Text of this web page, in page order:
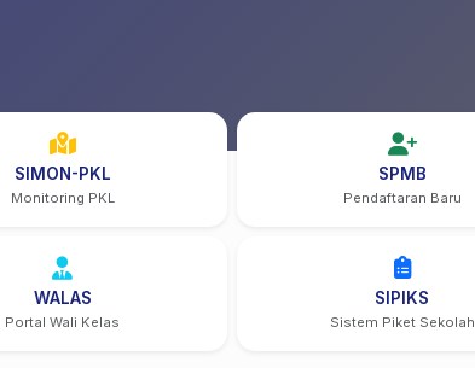
SIMON-PKL
Monitoring PKL
SPMB
Pendaftaran Baru
WALAS
Portal Wali Kelas
SIPIKS
Sistem Piket Sekolah